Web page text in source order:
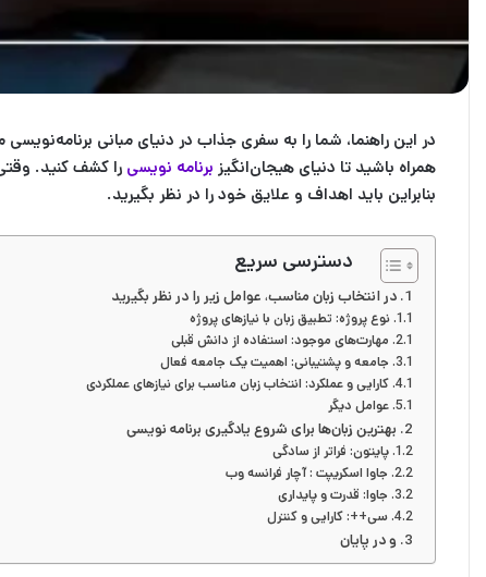
در این راهنما، شما را به سفری جذاب در دنیای مبانی برنامه‌نویسی
همراه باشید تا دنیای هیجان‌انگیز برنامه نویسی را کشف کنید.
بنابراین باید اهداف و علایق خود را در نظر بگیرید.
دسترسی سریع
در انتخاب زبان مناسب، عوامل زیر را در نظر بگیرید
نوع پروژه: تطبیق زبان با نیازهای پروژه
مهارت‌های موجود: استفاده از دانش قبلی
جامعه و پشتیبانی: اهمیت یک جامعه فعال
کارایی و عملکرد: انتخاب زبان مناسب برای نیازهای عملکردی
عوامل دیگر
بهترین زبان‌ها برای شروع یادگیری برنامه نویسی
پایتون: فراتر از سادگی
جاوا اسکریپت : آچار فرانسه وب
جاوا: قدرت و پایداری
سی++: کارایی و کنترل
و در پایان